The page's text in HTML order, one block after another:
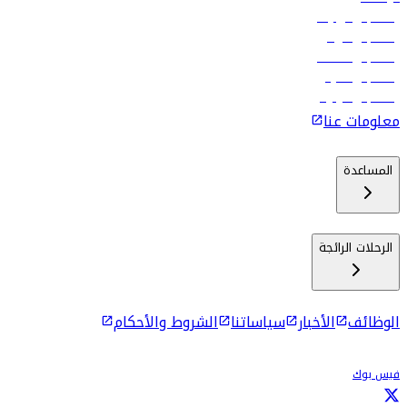
رحلات إلى تبيليسي
رحلات إلى الرياض
رحلات إلى مسقط
رحلات إلى ماليه
رحلات إلى كولومبو
معلومات عنا
المساعدة
الرحلات الرائجة
الوظائف الأخبار سياساتنا الشروط والأحكام
فيس بوك